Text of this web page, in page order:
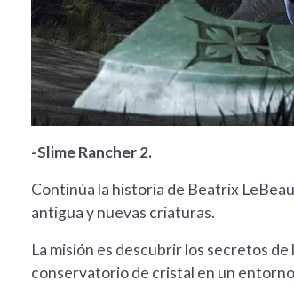
-Slime Rancher 2.
Continúa la historia de Beatrix
antigua y nuevas criaturas.
La misión es descubrir los secretos
conservatorio de cristal en un